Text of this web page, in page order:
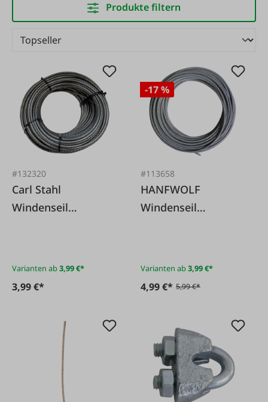
Produkte filtern
#132320
Carl Stahl
Windenseil
Varianten ab3,99 €*
3,99 €*
-17 %
#113658
HANFWOLF
Windenseil
Varianten ab3,99 €*
4,99 €* 5,99 €*